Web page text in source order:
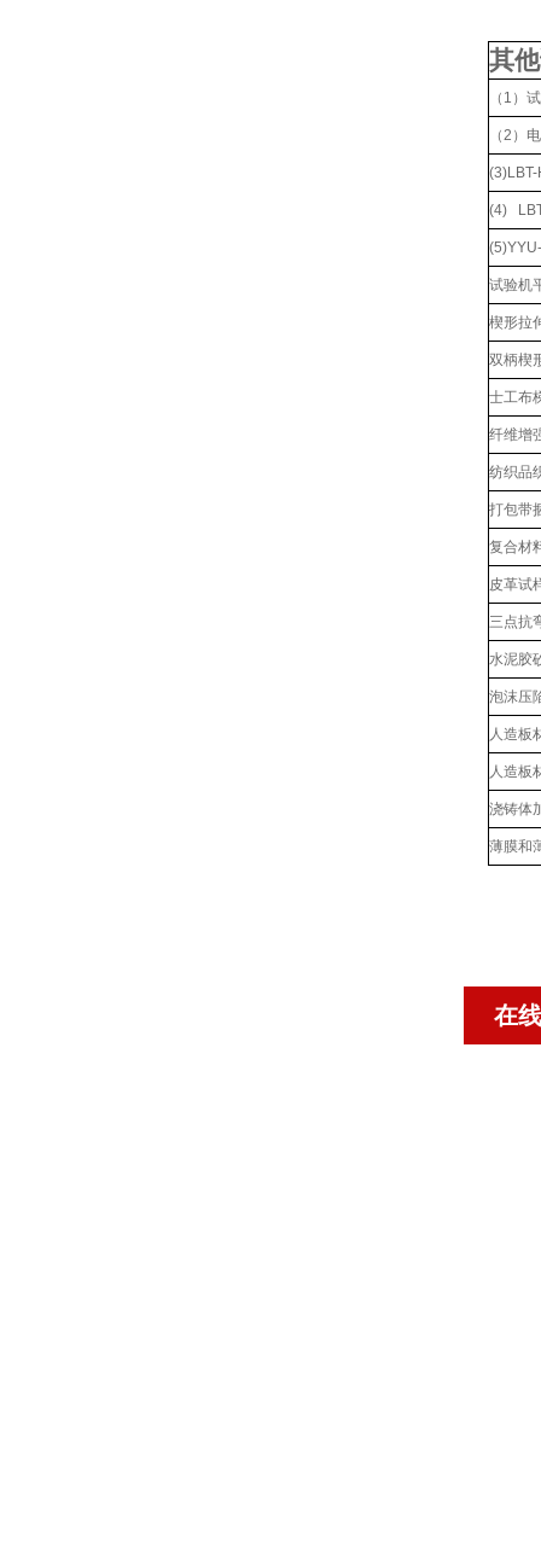
其
（1）
（2）
(4)
试验机
楔形拉
双柄楔
士工布
纤维增
纺织品
打包带
复合材
皮革试
三点抗
水泥胶
泡沫压
人造板
人造板
浇铸体
薄膜和
在